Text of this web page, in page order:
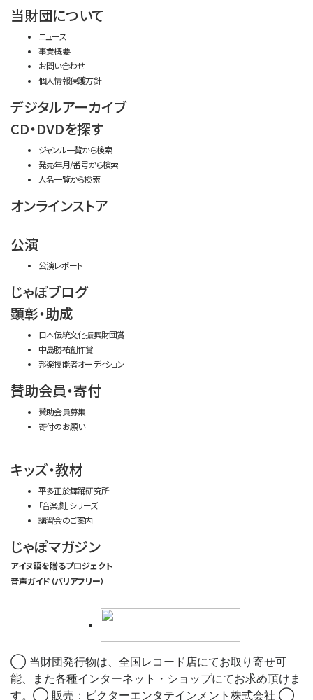
当財団について
ニュース
事業概要
お問い合わせ
個人情報保護方針
デジタルアーカイブ
CD・DVDを探す
ジャンル一覧から検索
発売年月/番号から検索
人名一覧から検索
オンラインストア
公演
公演レポート
じゃぽブログ
顕彰・助成
日本伝統文化振興財団賞
中島勝祐創作賞
邦楽技能者オーディション
賛助会員・寄付
賛助会員募集
寄付のお願い
キッズ・教材
平多正於舞踊研究所
「音楽劇」シリーズ
講習会のご案内
じゃぽマガジン
アイヌ語を贈るプロジェクト
音声ガイド（バリアフリー）
◯ 当財団発行物は、全国レコード店にてお取り寄せ可
能、また各種インターネット・ショップにてお求め頂けま
す。◯ 販売：ビクターエンタテインメント株式会社 ◯